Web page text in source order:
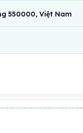
550000, Việt Nam